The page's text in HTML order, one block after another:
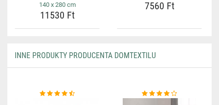
140 x 280 cm
11530 Ft
7560 Ft
INNE PRODUKTY PRODUCENTA DOMTEXTILU